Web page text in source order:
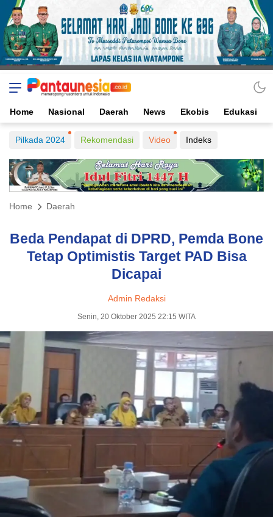
Home Nasional Daerah News Ekobis Edukasi
Pilkada 2024 Rekomendasi Video Indeks
Home Daerah
Beda Pendapat di DPRD, Pemda Bone
Tetap Optimistis Target PAD Bisa
Dicapai
Admin Redaksi
Senin, 20 Oktober 2025 22:15 WITA